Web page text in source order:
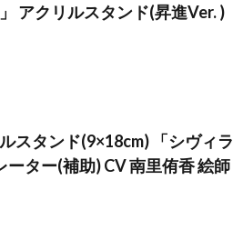
アクリルスタンド(昇進Ver. )
スタンド(9×18cm) 「シヴィラ
ター(補助) CV 南里侑香 絵師